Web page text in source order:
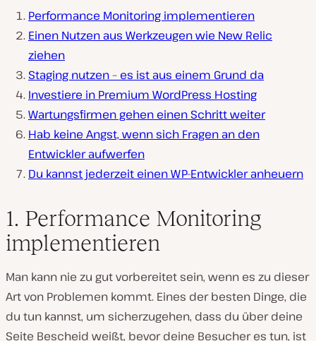
Performance Monitoring implementieren
Einen Nutzen aus Werkzeugen wie New Relic
ziehen
Staging nutzen – es ist aus einem Grund da
Investiere in Premium WordPress Hosting
Wartungsfirmen gehen einen Schritt weiter
Hab keine Angst, wenn sich Fragen an den
Entwickler aufwerfen
Du kannst jederzeit einen WP-Entwickler anheuern
1. Performance Monitoring
implementieren
Man kann nie zu gut vorbereitet sein, wenn es zu dieser
Art von Problemen kommt. Eines der besten Dinge, die
du tun kannst, um sicherzugehen, dass du über deine
Seite Bescheid weißt, bevor deine Besucher es tun, ist